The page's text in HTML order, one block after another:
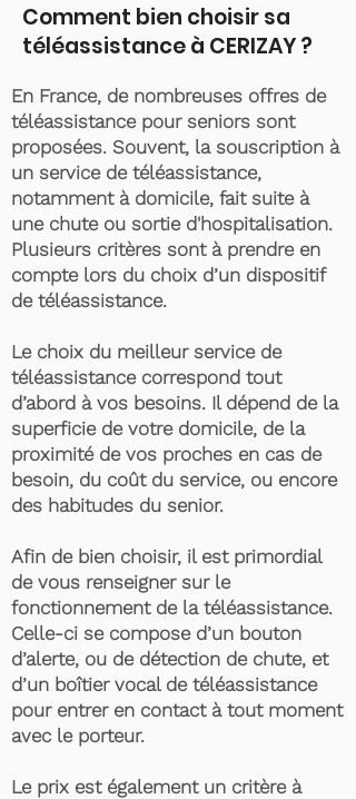
Comment bien choisir sa
téléassistance à CERIZAY ?
En France, de nombreuses offres de
téléassistance pour seniors sont
proposées. Souvent, la souscription à
un service de téléassistance,
notamment à domicile, fait suite à
une chute ou sortie d'hospitalisation.
Plusieurs critères sont à prendre en
compte lors du choix d’un dispositif
de téléassistance.
Le choix du meilleur service de
téléassistance correspond tout
d’abord à vos besoins. Il dépend de la
superficie de votre domicile, de la
proximité de vos proches en cas de
besoin, du coût du service, ou encore
des habitudes du senior.
Afin de bien choisir, il est primordial
de vous renseigner sur le
fonctionnement de la téléassistance.
Celle-ci se compose d’un bouton
d’alerte, ou de détection de chute, et
d’un boîtier vocal de téléassistance
pour entrer en contact à tout moment
avec le porteur.
Le prix est également un critère à